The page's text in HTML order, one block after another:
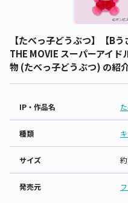
【たべっ子どうぶつ】【B
THE MOVIE スーパーアイ
物 (たべっ子どうぶつ) の紹
IP・作品名
種類
サイズ
発売元